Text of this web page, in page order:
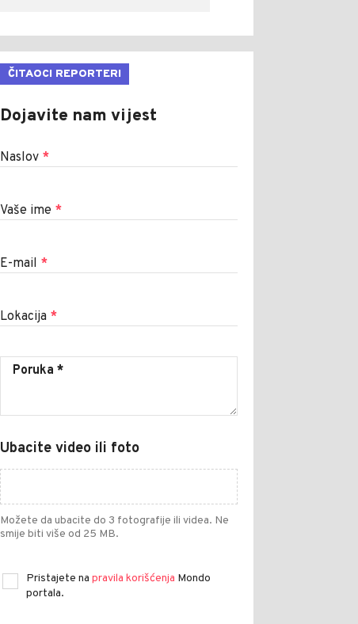
ČITAOCI REPORTERI
Dojavite nam vijest
Naslov *
Vaše ime *
E-mail *
Lokacija *
Ubacite video ili foto
Možete da ubacite do 3 fotografije ili videa. Ne
smije biti više od 25 MB.
Pristajete na pravila korišćenja Mondo
portala.